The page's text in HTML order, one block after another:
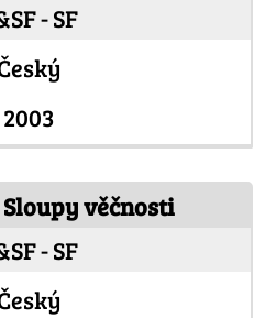
- SF
2003
věčnosti
- SF